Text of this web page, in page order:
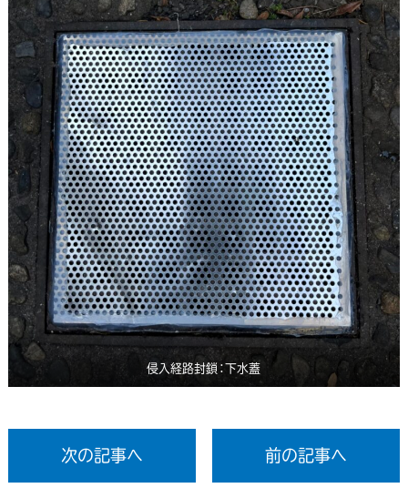
侵入経路封鎖：下水蓋
次の記事へ 前の記事へ